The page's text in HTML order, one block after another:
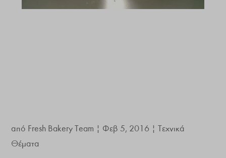
από Fresh Bakery Team | Φεβ 5, 2016 |Τεχνικά
Θέματα